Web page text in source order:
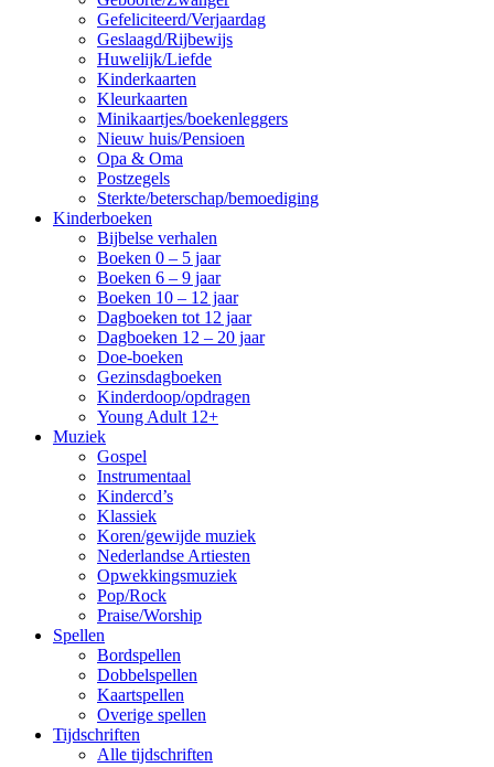
Gefeliciteerd/Verjaardag
Geslaagd/Rijbewijs
Huwelijk/Liefde
Kinderkaarten
Kleurkaarten
Minikaartjes/boekenleggers
Nieuw huis/Pensioen
Opa & Oma
Postzegels
Sterkte/beterschap/bemoediging
Kinderboeken
Bijbelse verhalen
Boeken 0 – 5 jaar
Boeken 6 – 9 jaar
Boeken 10 – 12 jaar
Dagboeken tot 12 jaar
Dagboeken 12 – 20 jaar
Doe-boeken
Gezinsdagboeken
Kinderdoop/opdragen
Young Adult 12+
Muziek
Gospel
Instrumentaal
Kindercd’s
Klassiek
Koren/gewijde muziek
Nederlandse Artiesten
Opwekkingsmuziek
Pop/Rock
Praise/Worship
Spellen
Bordspellen
Dobbelspellen
Kaartspellen
Overige spellen
Tijdschriften
Alle tijdschriften